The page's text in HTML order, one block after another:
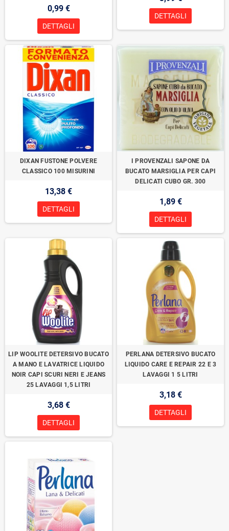
0,99 €
DETTAGLI
DETTAGLI
DIXAN FUSTONE POLVERE
CLASSICO 100 MISURINI
13,38 €
DETTAGLI
I PROVENZALI SAPONE DA
BUCATO MARSIGLIA PER CAPI
DELICATI CUBO GR. 300
1,89 €
DETTAGLI
LIP WOOLITE DETERSIVO BUCATO
A MANO E LAVATRICE LIQUIDO
NOIR CAPI SCURI NERI E JEANS
25 LAVAGGI 1,5 LITRI
3,68 €
DETTAGLI
PERLANA DETERSIVO BUCATO
LIQUIDO CARE E REPAIR 22 E 3
LAVAGGI 1 5 LITRI
3,18 €
DETTAGLI